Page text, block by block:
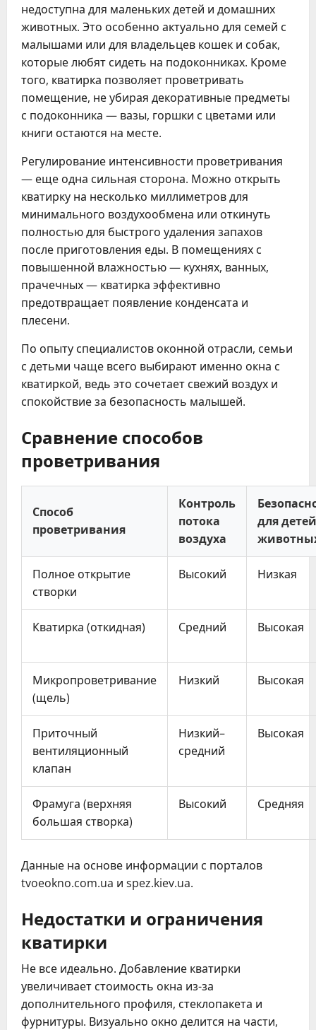
недоступна для маленьких детей и домашних
животных. Это особенно актуально для семей с
малышами или для владельцев кошек и собак,
которые любят сидеть на подоконниках. Кроме
того, кватирка позволяет проветривать
помещение, не убирая декоративные предметы
с подоконника — вазы, горшки с цветами или
книги остаются на месте.
Регулирование интенсивности проветривания
— еще одна сильная сторона. Можно открыть
кватирку на несколько миллиметров для
минимального воздухообмена или откинуть
полностью для быстрого удаления запахов
после приготовления еды. В помещениях с
повышенной влажностью — кухнях, ванных,
прачечных — кватирка эффективно
предотвращает появление конденсата и
плесени.
По опыту специалистов оконной отрасли, семьи
с детьми чаще всего выбирают именно окна с
кватиркой, ведь это сочетает свежий воздух и
спокойствие за безопасность малышей.
Сравнение способов
проветривания
Способ
проветривания
Контроль
потока
воздуха
для
Полное открытие
створки
Высокий Низкая
Кватирка (откидная) Средний Высокая
Микропроветривание
(щель)
Низкий Высокая
Приточный
вентиляционный
клапан
Низкий–
средний
Высокая
Фрамуга (верхняя
большая створка)
Высокий Средняя
Данные на основе информации с порталов
tvoeokno.com.ua и spez.kiev.ua.
Недостатки и ограничения
кватирки
Не все идеально. Добавление кватирки
увеличивает стоимость окна из-за
дополнительного профиля, стеклопакета и
фурнитуры. Визуально окно делится на части,